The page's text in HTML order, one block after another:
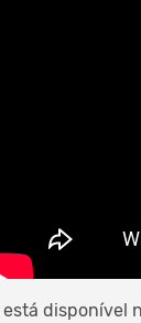
disponível